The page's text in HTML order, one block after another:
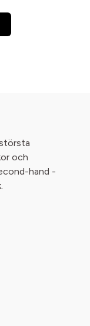
och
hand -